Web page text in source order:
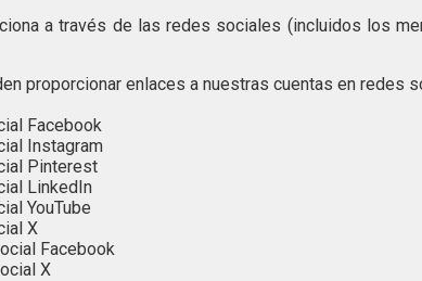
a través de las redes sociales (incluidos los
proporcionar enlaces a nuestras cuentas en
Facebook
Instagram
Pinterest
LinkedIn
YouTube
X
Facebook
X